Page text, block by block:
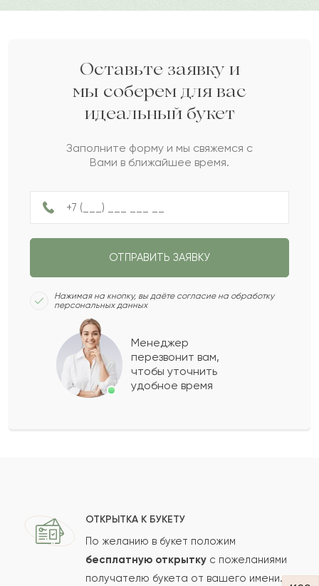
Г 2023-07-16
Гузель
2023-06-13
Парзан
2023-03-19
Жангельды
Толкын
Р Ралина
Майя
Показать еще
Ваш e-mail
Оставьте заявку и
мы соберем для вас
идеальный букет
Заполните форму и мы свяжемся с
Вами в ближайшее время.
ОТПРАВИТЬ ЗАЯВКУ
Нажимая на кнопку, вы даёте согласие на обработку
персональных данных
Менеджер
перезвонит вам,
чтобы уточнить
удобное время
ОТКРЫТКА К БУКЕТУ
По желанию в букет положим
бесплатную открытку с пожеланиями
получателю букета от вашего имени.